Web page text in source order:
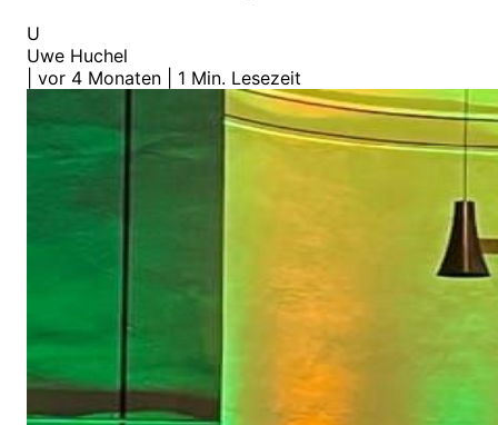
U
Uwe Huchel
vor 4 Monaten 1 Min. Lesezeit